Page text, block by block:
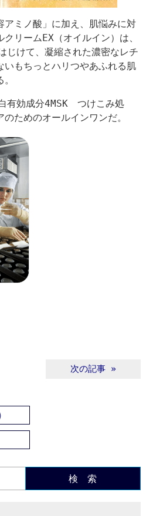
ミノ酸」に加え、肌悩みに対
リームEX（オイルイン）は、
けて、凝縮された濃密なレチ
いもちっとハリつやあふれる肌
有効成分4MSK つけこみ処
ためのオールインワンだ。
次の記事 »
検 索